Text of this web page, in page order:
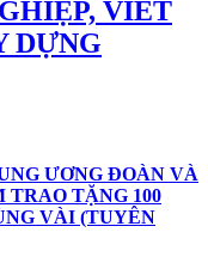
VIẾT
DỰNG
ƯƠNG ĐOÀN VÀ
TẶNG 100
VÀI (TUYÊN